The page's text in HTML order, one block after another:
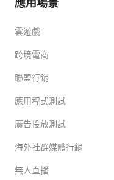
雲遊戲
跨境電商
聯盟行銷
應用程式測試
廣告投放測試
海外社群媒體行銷
無人直播